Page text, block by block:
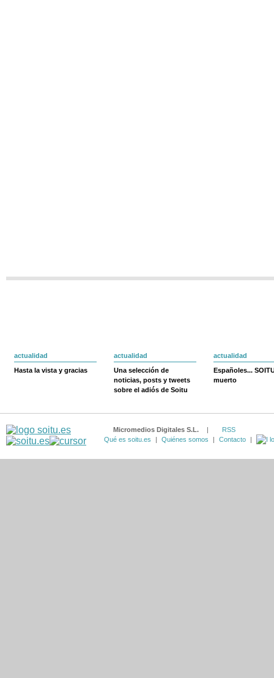
actualidad
Hasta la vista y gracias
actualidad
Una selección de
noticias, posts y tweets
sobre el adiós de Soitu
actualidad
Españoles...
muerto
Micromedios Digitales S.L. |
RSS
Qué es soitu.es
| Quiénes somos | Contacto |